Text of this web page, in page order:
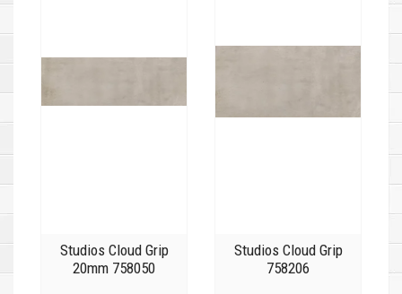
Studios Cloud Grip
20mm 758050
Studios Cloud Grip
758206